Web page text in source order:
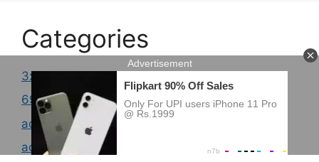
Categories
3x golpo
69 choti golpo
actress choti golpo
adult choti golpo